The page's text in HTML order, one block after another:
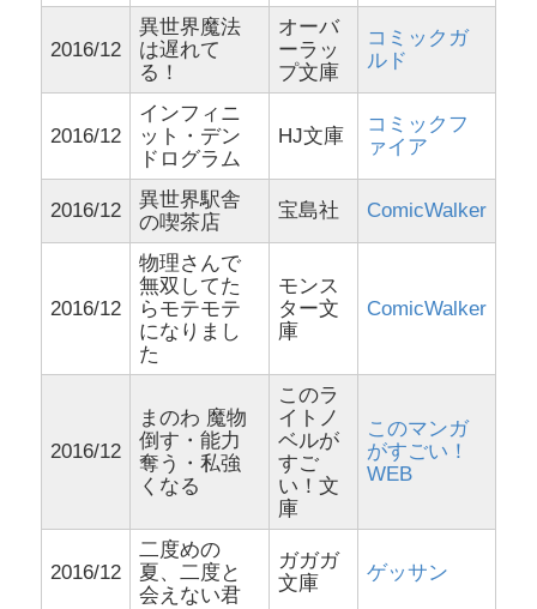
2016/12
異世界魔法
は遅れて
る！
オーバ
ーラッ
プ文庫
コミックガ
ルド
2016/12
インフィニ
ット・デン
ドログラム
HJ文庫
コミックフ
ァイア
2016/12
異世界駅舎
の喫茶店
宝島社 ComicWalker
2016/12
物理さんで
無双してた
らモテモテ
になりまし
た
モンス
ター文
庫
ComicWalker
2016/12
まのわ 魔物
倒す・能力
奪う・私強
くなる
このラ
イトノ
ベルが
すご
い！文
庫
このマンガ
がすごい！
WEB
2016/12
二度めの
夏、二度と
会えない君
ガガガ
文庫
ゲッサン